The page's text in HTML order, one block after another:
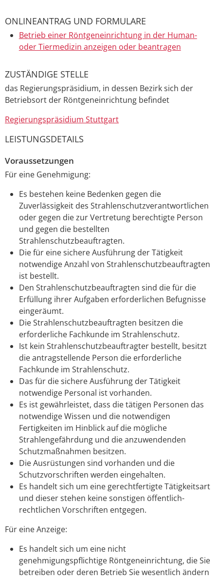
ONLINEANTRAG UND FORMULARE
Betrieb einer Röntgeneinrichtung in der Human-
oder Tiermedizin anzeigen oder beantragen
ZUSTÄNDIGE STELLE
das Regierungspräsidium, in dessen Bezirk sich der
Betriebsort der Röntgeneinrichtung befindet
Regierungspräsidium Stuttgart
LEISTUNGSDETAILS
Voraussetzungen
Für eine Genehmigung:
Es bestehen keine Bedenken gegen die
Zuverlässigkeit des Strahlenschutzverantwortlichen
oder gegen die zur Vertretung berechtigte Person
und gegen die bestellten
Strahlenschutzbeauftragten.
Die für eine sichere Ausführung der Tätigkeit
notwendige Anzahl von Strahlenschutzbeauftragten
ist bestellt.
Den Strahlenschutzbeauftragten sind die für die
Erfüllung ihrer Aufgaben erforderlichen Befugnisse
eingeräumt.
Die Strahlenschutzbeauftragten besitzen die
erforderliche Fachkunde im Strahlenschutz.
Ist kein Strahlenschutzbeauftragter bestellt, besitzt
die antragstellende Person die erforderliche
Fachkunde im Strahlenschutz.
Das für die sichere Ausführung der Tätigkeit
notwendige Personal ist vorhanden.
Es ist gewährleistet, dass die tätigen Personen das
notwendige Wissen und die notwendigen
Fertigkeiten im Hinblick auf die mögliche
Strahlengefährdung und die anzuwendenden
Schutzmaßnahmen besitzen.
Die Ausrüstungen sind vorhanden und die
Schutzvorschriften werden eingehalten.
Es handelt sich um eine gerechtfertigte Tätigkeitsart
und dieser stehen keine sonstigen öffentlich-
rechtlichen Vorschriften entgegen.
Für eine Anzeige:
Es handelt sich um eine nicht
genehmigungspflichtige Röntgeneinrichtung, die Sie
betreiben oder deren Betrieb Sie wesentlich ändern